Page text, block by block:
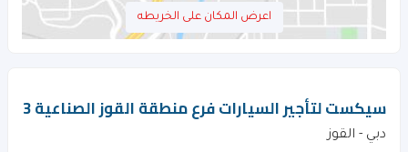
اعرض المكان على الخريطه
سيكست لتأجير السيارات فرع منطقة القوز الصناعية 3
دبي - القوز